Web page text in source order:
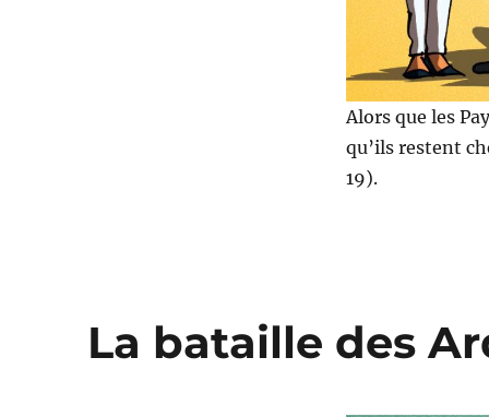
Alors que les
qu’ils restent
19).
La bataille des